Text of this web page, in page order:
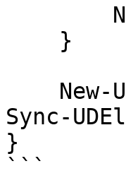
Sync-
}
```